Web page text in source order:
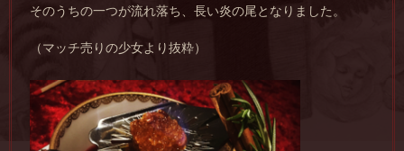
そのうちの一つが流れ落ち、長い炎の尾となりました。
（マッチ売りの少女より抜粋）